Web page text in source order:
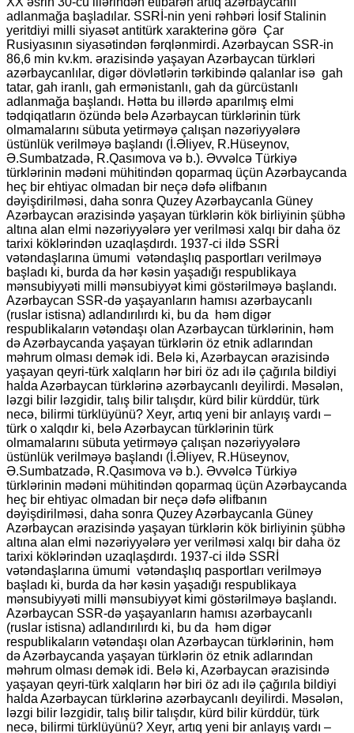
adlanmağa başladılar. SSRİ-nin yeni rəhbəri İosif Stalinin
yeritdiyi milli siyasət antitürk xarakterinə görə Çar
Rusiyasının siyasətindən fərqlənmirdi. Azərbaycan SSR-in
86,6 min kv.km. ərazisində yaşayan Azərbaycan türkləri
azərbaycanlılar, digər dövlətlərin tərkibində qalanlar isə gah
tatar, gah iranlı, gah ermənistanlı, gah da gürcüstanlı
adlanmağa başlandı. Hətta bu illərdə aparılmış elmi
tədqiqatların özündə belə Azərbaycan türklərinin türk
olmamalarını sübuta yetirməyə çalışan nəzəriyyələrə
üstünlük verilməyə başlandı (İ.Əliyev, R.Hüseynov,
Ə.Sumbatzadə, R.Qasımova və b.). Əvvəlcə Türkiyə
türklərinin mədəni mühitindən qoparmaq üçün Azərbaycanda
heç bir ehtiyac olmadan bir neçə dəfə əlifbanın
dəyişdirilməsi, daha sonra Quzey Azərbaycanla Güney
Azərbaycan ərazisində yaşayan türklərin kök birliyinin şübhə
altına alan elmi nəzəriyyələrə yer verilməsi xalqı bir daha öz
tarixi köklərindən uzaqlaşdırdı. 1937-ci ildə SSRİ
vətəndaşlarına ümumi vətəndaşlıq pasportları verilməyə
başladı ki, burda da hər kəsin yaşadığı respublikaya
mənsubiyyəti milli mənsubiyyət kimi göstərilməyə başlandı.
Azərbaycan SSR-də yaşayanların hamısı azərbaycanlı
(ruslar istisna) adlandırılırdı ki, bu da həm digər
respublikaların vətəndaşı olan Azərbaycan türklərinin, həm
də Azərbaycanda yaşayan türklərin öz etnik adlarından
məhrum olması demək idi. Belə ki, Azərbaycan ərazisində
yaşayan qeyri-türk xalqların hər biri öz adı ilə çağırıla bildiyi
halda Azərbaycan türklərinə azərbaycanlı deyilirdi. Məsələn,
ləzgi bilir ləzgidir, talış bilir talışdır, kürd bilir kürddür, türk
necə, bilirmi türklüyünü? Xeyr, artıq yeni bir anlayış vardı –
türk o xalqdır ki, belə Azərbaycan türklərinin türk
olmamalarını sübuta yetirməyə çalışan nəzəriyyələrə
üstünlük verilməyə başlandı (İ.Əliyev, R.Hüseynov,
Ə.Sumbatzadə, R.Qasımova və b.). Əvvəlcə Türkiyə
türklərinin mədəni mühitindən qoparmaq üçün Azərbaycanda
heç bir ehtiyac olmadan bir neçə dəfə əlifbanın
dəyişdirilməsi, daha sonra Quzey Azərbaycanla Güney
Azərbaycan ərazisində yaşayan türklərin kök birliyinin şübhə
altına alan elmi nəzəriyyələrə yer verilməsi xalqı bir daha öz
tarixi köklərindən uzaqlaşdırdı. 1937-ci ildə SSRİ
vətəndaşlarına ümumi vətəndaşlıq pasportları verilməyə
başladı ki, burda da hər kəsin yaşadığı respublikaya
mənsubiyyəti milli mənsubiyyət kimi göstərilməyə başlandı.
Azərbaycan SSR-də yaşayanların hamısı azərbaycanlı
(ruslar istisna) adlandırılırdı ki, bu da həm digər
respublikaların vətəndaşı olan Azərbaycan türklərinin, həm
də Azərbaycanda yaşayan türklərin öz etnik adlarından
məhrum olması demək idi. Belə ki, Azərbaycan ərazisində
yaşayan qeyri-türk xalqların hər biri öz adı ilə çağırıla bildiyi
halda Azərbaycan türklərinə azərbaycanlı deyilirdi. Məsələn,
ləzgi bilir ləzgidir, talış bilir talışdır, kürd bilir kürddür, türk
necə, bilirmi türklüyünü? Xeyr, artıq yeni bir anlayış vardı –